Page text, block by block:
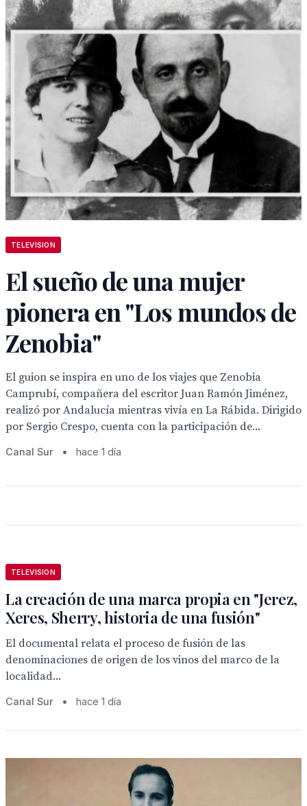
TELEVISION
El sueño de una mujer
pionera en "Los mundos de
Zenobia"
El guion se inspira en uno de los viajes que Zenobia
Camprubí, compañera del escritor Juan Ramón Jiménez,
realizó por Andalucía mientras vivía en La Rábida. Dirigido
por Sergio Crespo, cuenta con la participación de...
Canal Sur • hace 1 día
TELEVISION
La creación de una marca propia en "Jerez,
Xeres, Sherry, historia de una fusión"
El documental relata el proceso de fusión de las
denominaciones de origen de los vinos del marco de la
localidad...
Canal Sur • hace 1 día